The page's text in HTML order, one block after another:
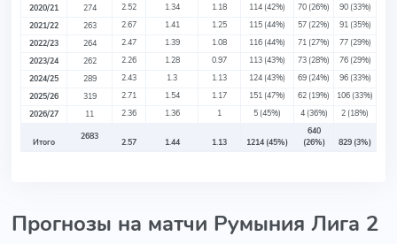
2020/21
274 2.52 1.34 1.18 114 (42%) 70 (26%) 90 (33%)
2021/22
263 2.67 1.41 1.25 115 (44%) 57 (22%) 91 (35%)
2022/23
264 2.47 1.39 1.08 116 (44%) 71 (27%) 77 (29%)
2023/24
262 2.26 1.28 0.97 113 (43%) 73 (28%) 76 (29%)
2024/25
289 2.43 1.3 1.13 124 (43%) 69 (24%) 96 (33%)
2025/26
319 2.71 1.54 1.17 151 (47%) 62 (19%) 106 (33%)
2026/27
11 2.36 1.36 1 5 (45%) 4 (36%) 2 (18%)
Итого
2683
2.57 1.44 1.13 1214 (45%)
640
(26%)
829 (3%)
Прогнозы на матчи Румыния Лига 2